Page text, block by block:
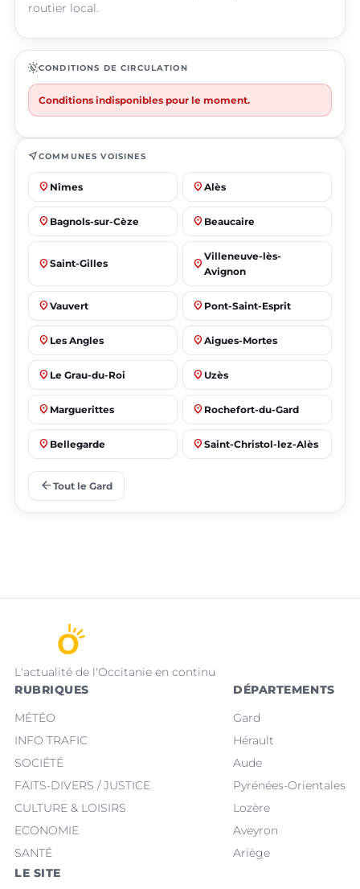
routier local.
routineCONDITIONS DE CIRCULATION
Conditions indisponibles pour le moment.
near_meCOMMUNES VOISINES
place Nîmes place Alès
place Bagnols-sur-Cèze place Beaucaire
place Saint-Gilles place
Villeneuve-lès-
Avignon
place Vauvert place Pont-Saint-Esprit
place Les Angles place Aigues-Mortes
place Le Grau-du-Roi place Uzès
place Marguerittes place Rochefort-du-Gard
place Bellegarde place Saint-Christol-lez-Alès
place
arrow_back Tout le Gard
L'actualité de l'Occitanie en continu
RUBRIQUES
MÉTÉO
INFO TRAFIC
SOCIÉTÉ
FAITS-DIVERS / JUSTICE
CULTURE & LOISIRS
ECONOMIE
SANTÉ
DÉPARTEMENTS
Gard
Hérault
Aude
Pyrénées-Orientales
Lozère
Aveyron
Ariège
LE SITE